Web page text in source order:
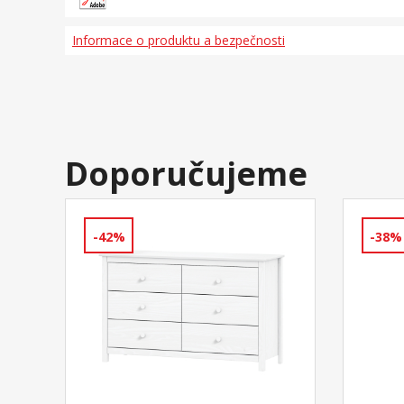
Informace o produktu a bezpečnosti
Doporučujeme
-42% -38%